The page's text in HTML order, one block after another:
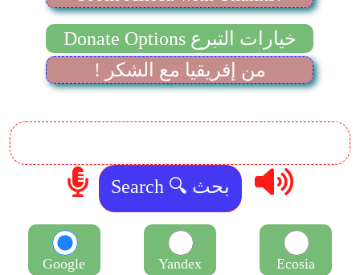
Donate Options خيارات التبرع
! من إفريقيا مع الشكر
Google Yandex Ecosia